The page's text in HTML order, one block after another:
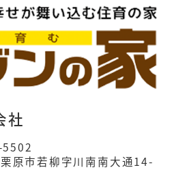
社
原市若柳字川南南大通14-